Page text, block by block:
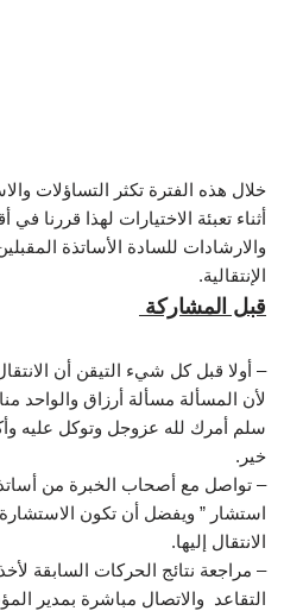
خلال هذه الفترة تكثر التساؤلات
أثناء تعبئة الاختيارات لهذا قررنا
والارشادات للسادة الأساتذة
الإنتقالية.
قبل المشاركة
– أولا قبل كل شيء التيقن أن
لأن المسألة مسألة أرزاق والواحد
سلم أمرك لله عزوجل وتوكل عليه
خير.
– تواصل مع أصحاب الخبرة من
استشار ” ويفضل أن تكون
الانتقال إليها.
– مراجعة نتائج الحركات السابقة
التقاعد والاتصال مباشرة بمدير